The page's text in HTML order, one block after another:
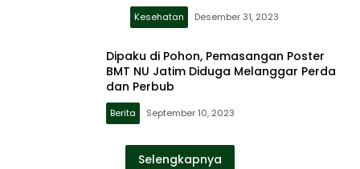
Kesehatan Desember 31, 2023
Dipaku di Pohon, Pemasangan Poster
BMT NU Jatim Diduga Melanggar Perda
dan Perbub
Berita September 10, 2023
Selengkapnya